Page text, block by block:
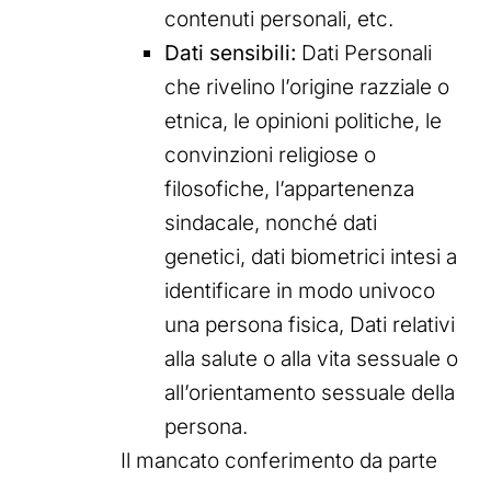
contenuti personali, etc.
Dati sensibili: Dati Personali
che rivelino l’origine razziale o
etnica, le opinioni politiche, le
convinzioni religiose o
filosofiche, l’appartenenza
sindacale, nonché dati
genetici, dati biometrici intesi a
identificare in modo univoco
una persona fisica, Dati relativi
alla salute o alla vita sessuale o
all’orientamento sessuale della
persona.
Il mancato conferimento da parte